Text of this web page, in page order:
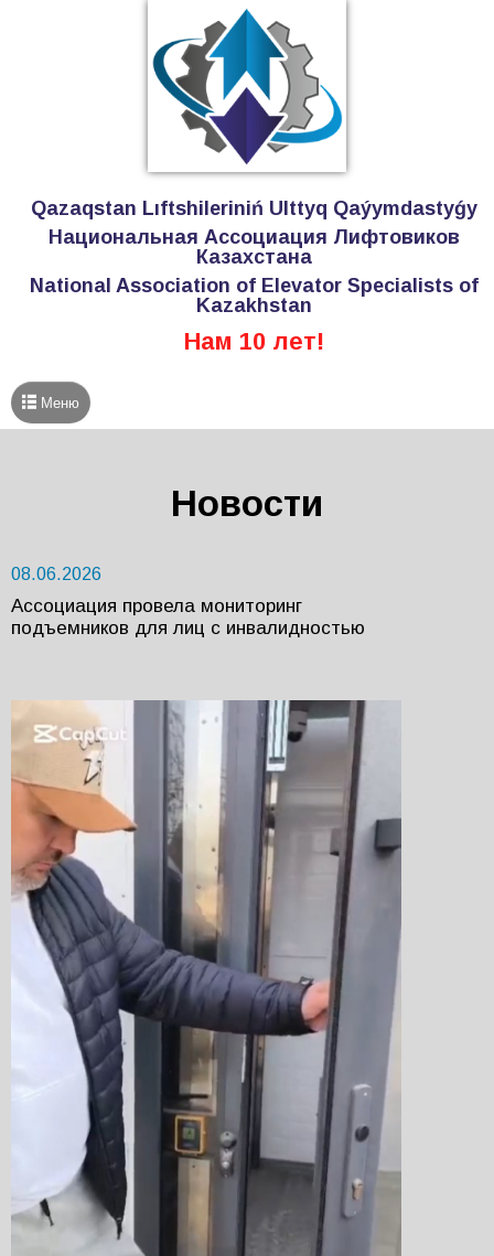
Qazaqstan Lıftshileriniń Ulttyq Qaýymdastyǵy
Национальная Ассоциация Лифтовиков
Казахстана
National Association of Elevator Specialists of
Kazakhstan
Нам 10 лет!
Меню
Новости
08.06.2026
Ассоциация провела мониторинг
подъемников для лиц с инвалидностью